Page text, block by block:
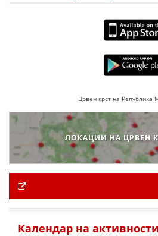
Црвен крст на Република
ЛОКАЦИИ НА ЦРВЕН
Календар на активности